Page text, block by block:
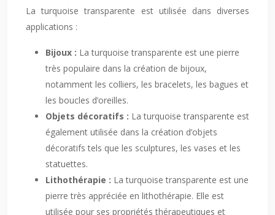
La turquoise transparente est utilisée dans diverses
applications :
Bijoux : La turquoise transparente est une pierre
très populaire dans la création de bijoux,
notamment les colliers, les bracelets, les bagues et
les boucles d’oreilles.
Objets décoratifs : La turquoise transparente est
également utilisée dans la création d’objets
décoratifs tels que les sculptures, les vases et les
statuettes.
Lithothérapie : La turquoise transparente est une
pierre très appréciée en lithothérapie. Elle est
utilisée pour ses propriétés thérapeutiques et